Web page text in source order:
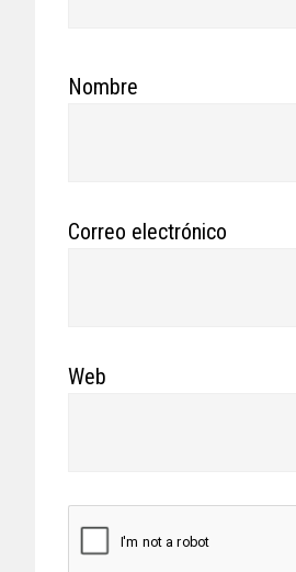
Nombre
Correo electrónico
Web